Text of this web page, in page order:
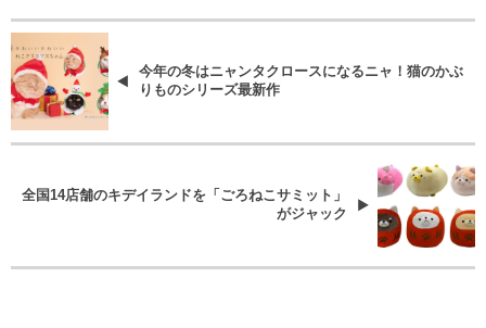
今年の冬はニャンタクロースになるニャ！猫のかぶ
りものシリーズ最新作
全国14店舗のキデイランドを「ごろねこサミット」
がジャック